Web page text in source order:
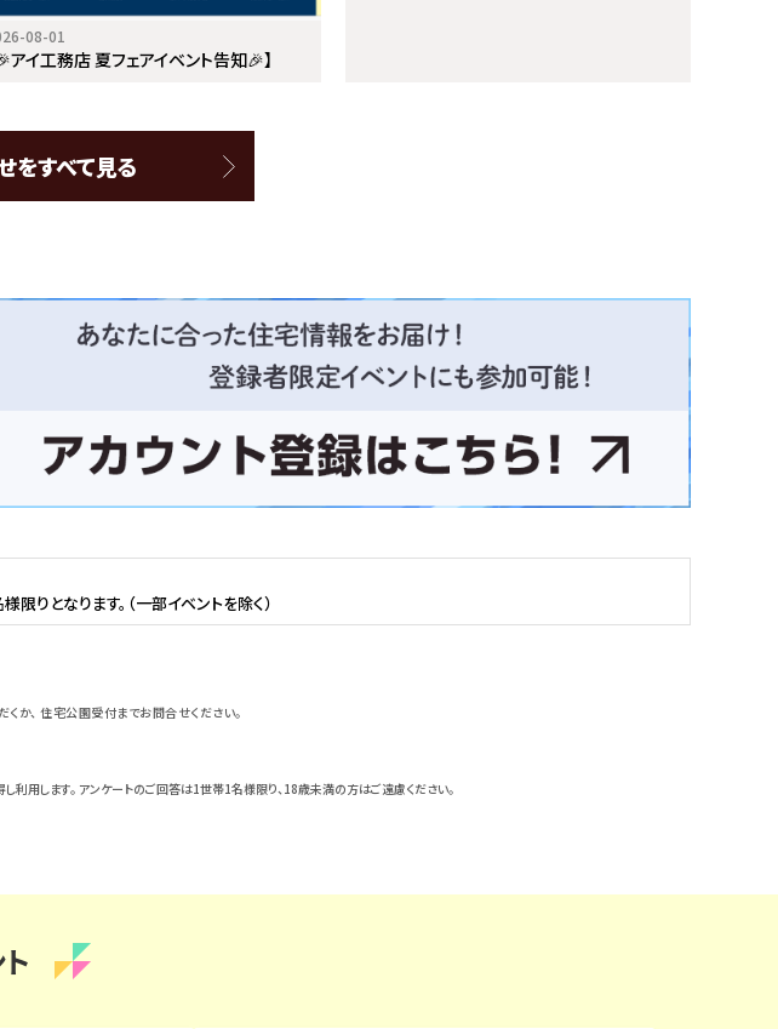
08-01
アイ工務店 夏フェアイベント告知🎉】
をすべて見る
りとなります。（一部イベントを除く）
か、 住宅公園受付までお問合せください。
用します。 アンケートのご回答は1世帯1名様限り、18歳未満の方はご遠慮ください。